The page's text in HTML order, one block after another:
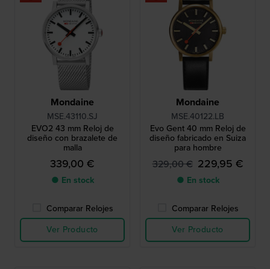
Mondaine
MSE.43110.SJ
EVO2 43 mm Reloj de
diseño con brazalete de
malla
339,00 €
● En stock
Comparar Relojes
Ver Producto
Mondaine
MSE.40122.LB
Evo Gent 40 mm Reloj de
diseño fabricado en Suiza
para hombre
329,00 € 229,95 €
● En stock
Comparar Relojes
Ver Producto